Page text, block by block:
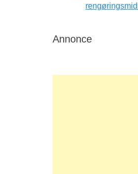
Annonce